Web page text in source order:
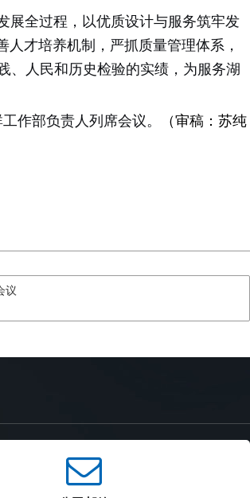
全过程，以优质设计与服务筑牢发
才培养机制，严抓质量管理体系，
、人民和历史检验的实绩，为服务湖
作部负责人列席会议。
（审稿：苏纯
议